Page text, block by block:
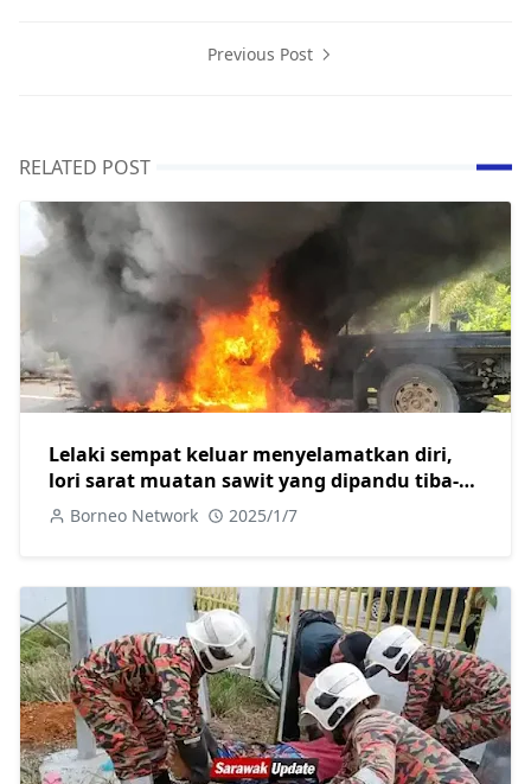
Previous Post
RELATED POST
Lelaki sempat keluar menyelamatkan diri,
lori sarat muatan sawit yang dipandu tiba-
tiba terbakar
Borneo Network 2025/1/7